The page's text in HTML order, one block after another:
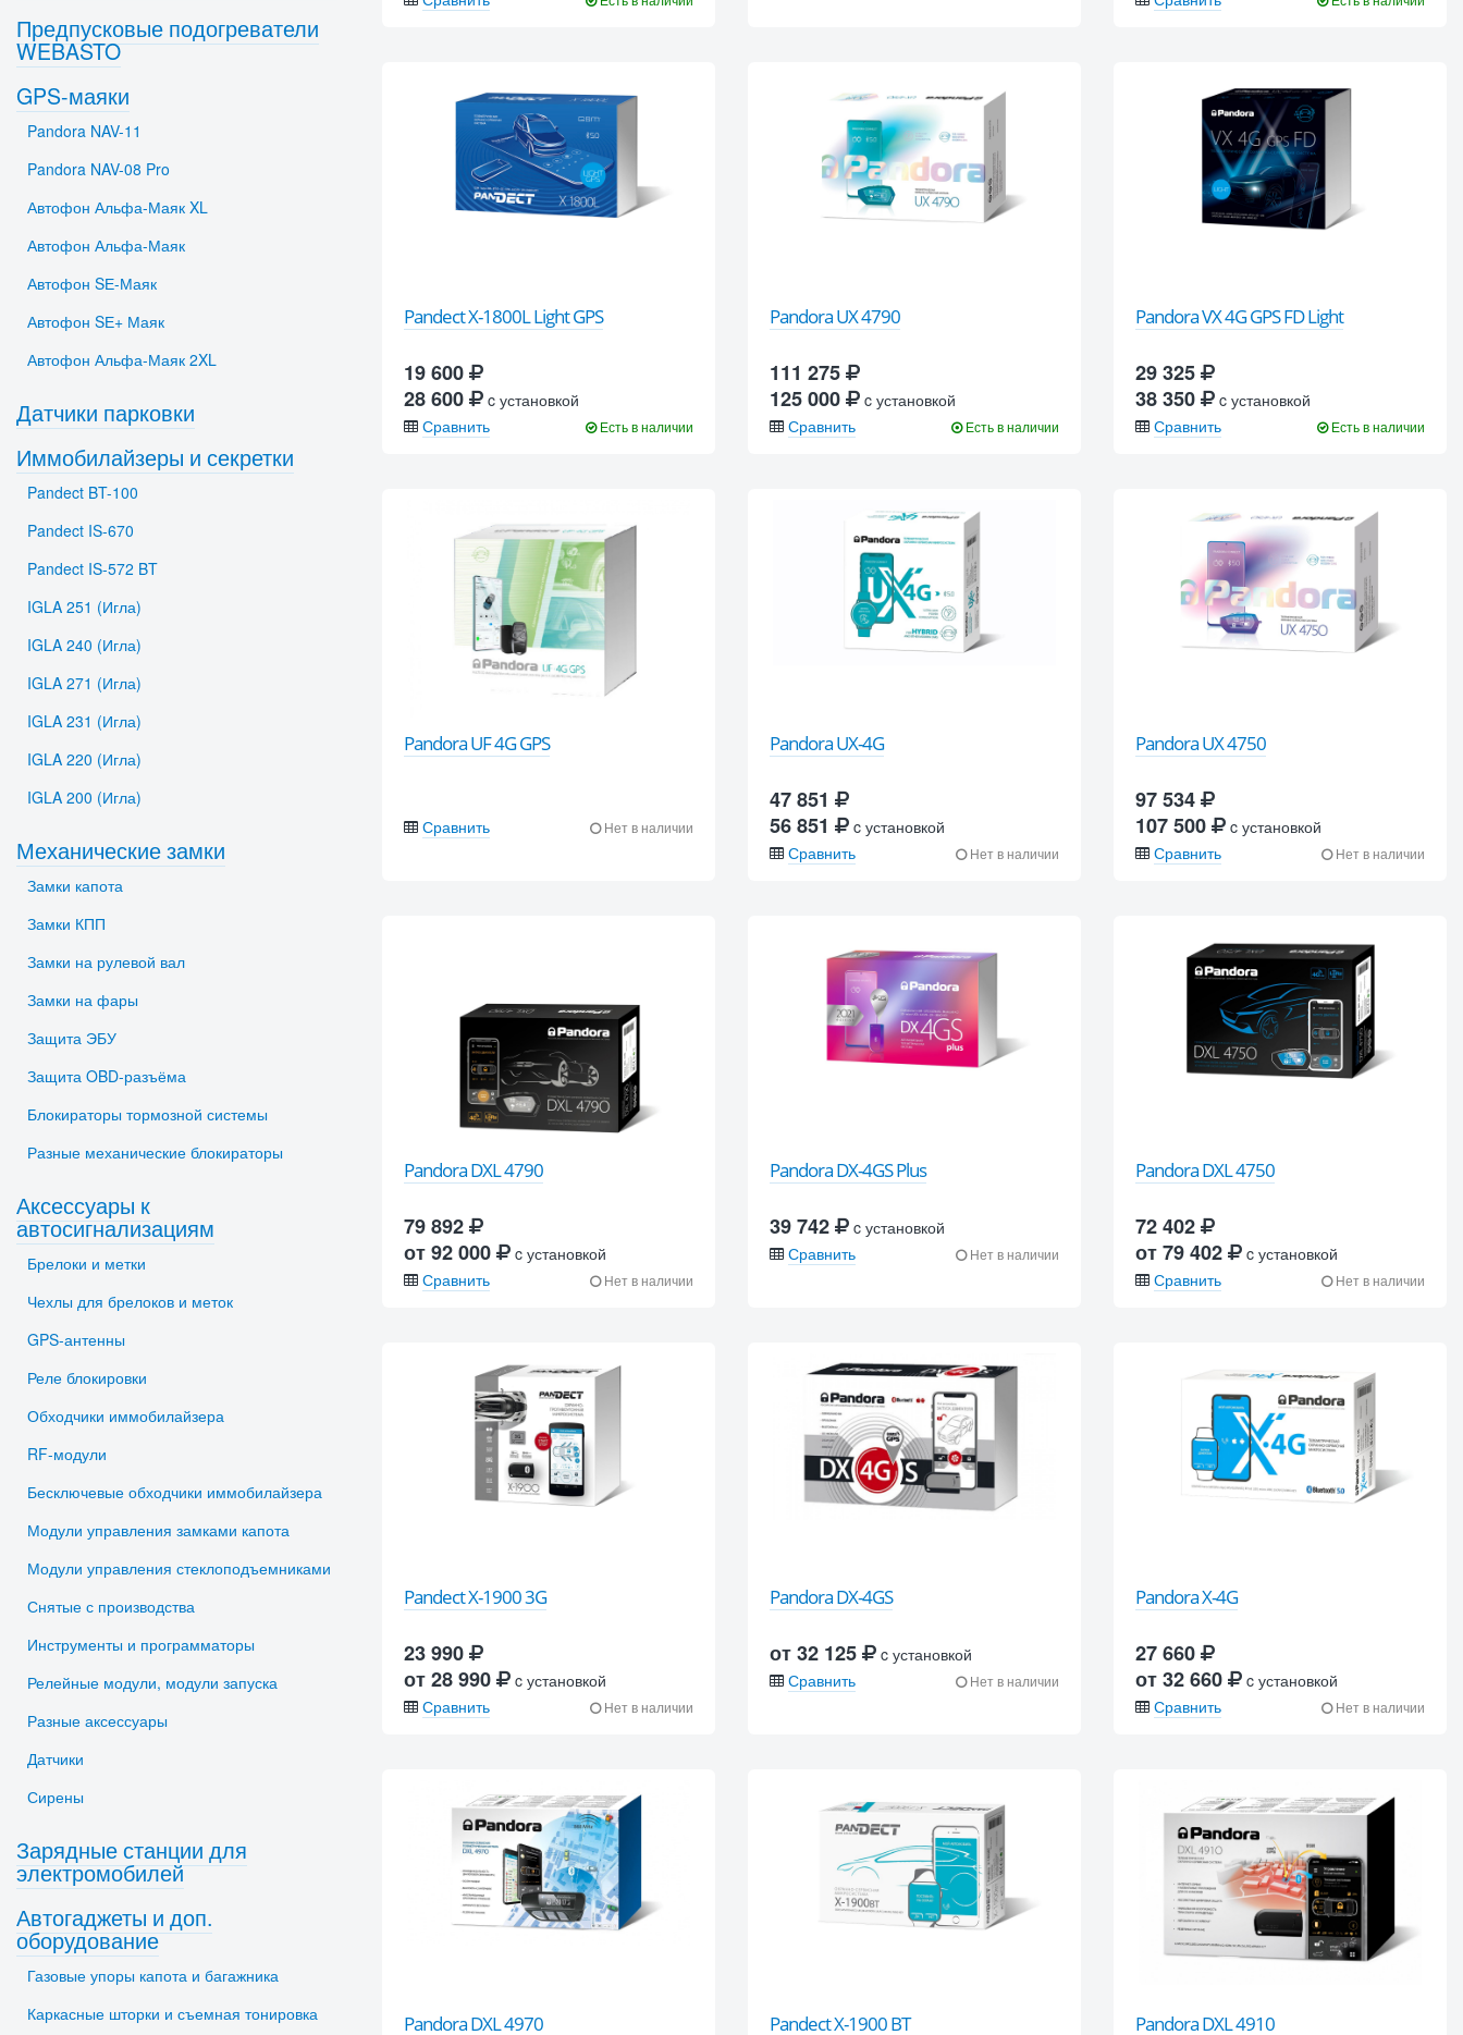
Pandect X-1800L Light GPS
19 600
28 600
c установкой
Сравнить
Есть в наличии
Pandora UX 4790
111 275
125 000
c установкой
Сравнить
Есть в наличии
Pandora VX 4G GPS FD Light
29 325
38 350
c установкой
Сравнить
Есть в наличии
Pandora UF 4G GPS
Сравнить Нет в наличии
Pandora UX-4G
47 851
56 851
c установкой
Сравнить
Нет в наличии
Pandora UX 4750
97 534
107 500
c установкой
Сравнить
Нет в наличии
Pandora DXL 4790
79 892
от 92 000
c установкой
Сравнить
Нет в наличии
Pandora DX-4GS Plus
39 742
c установкой
Сравнить
Нет в наличии
Pandora DXL 4750
72 402
от 79 402
c установкой
Сравнить
Нет в наличии
Pandect X-1900 3G
23 990
от 28 990
c установкой
Сравнить
Нет в наличии
Pandora DX-4GS
от 32 125
c установкой
Сравнить
Нет в наличии
Pandora X-4G
27 660
от 32 660
c установкой
Сравнить
Нет в наличии
Pandora DXL 4970 Pandect X-1900 BT Pandora DXL 4910
Предпусковые подогреватели
WEBASTO
GPS-маяки
Pandora NAV-11
Pandora NAV-08 Pro
Автофон Альфа-Маяк XL
Автофон Альфа-Маяк
Автофон SЕ-Маяк
Автофон SЕ+ Маяк
Автофон Альфа-Маяк 2XL
Датчики парковки
Иммобилайзеры и секретки
Pandect BT-100
Pandect IS-670
Pandect IS-572 BT
IGLA 251 (Игла)
IGLA 240 (Игла)
IGLA 271 (Игла)
IGLA 231 (Игла)
IGLA 220 (Игла)
IGLA 200 (Игла)
Механические замки
Замки капота
Замки КПП
Замки на рулевой вал
Замки на фары
Защита ЭБУ
Защита OBD-разъёма
Блокираторы тормозной системы
Разные механические блокираторы
Аксессуары к
автосигнализациям
Брелоки и метки
Чехлы для брелоков и меток
GPS-антенны
Реле блокировки
Обходчики иммобилайзера
RF-модули
Бесключевые обходчики иммобилайзера
Модули управления замками капота
Модули управления стеклоподъемниками
Снятые с производства
Инструменты и программаторы
Релейные модули, модули запуска
Разные аксессуары
Датчики
Сирены
Зарядные станции для
электромобилей
Автогаджеты и доп.
оборудование
Газовые упоры капота и багажника
Каркасные шторки и съемная тонировка